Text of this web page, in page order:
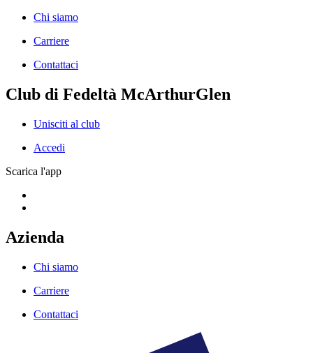
Chi siamo
Carriere
Contattaci
Club di Fedeltà McArthurGlen
Unisciti al club
Accedi
Scarica l'app
Azienda
Chi siamo
Carriere
Contattaci